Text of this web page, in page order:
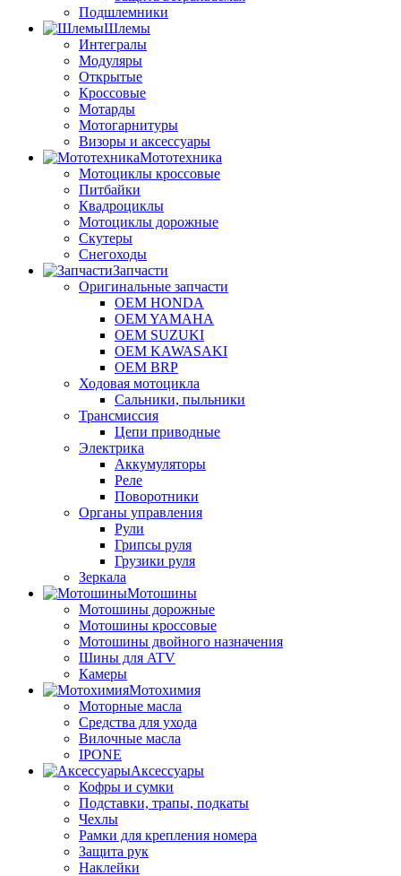
Подшлемники
Шлемы
Интегралы
Модуляры
Открытые
Кроссовые
Мотарды
Мотогарнитуры
Визоры и аксессуары
Мототехника
Мотоциклы кроссовые
Питбайки
Квадроциклы
Мотоциклы дорожные
Скутеры
Снегоходы
Запчасти
Оригинальные запчасти
OEM HONDA
OEM YAMAHA
OEM SUZUKI
OEM KAWASAKI
OEM BRP
Ходовая мотоцикла
Сальники, пыльники
Трансмиссия
Цепи приводные
Электрика
Аккумуляторы
Реле
Поворотники
Органы управления
Рули
Грипсы руля
Грузики руля
Зеркала
Мотошины
Мотошины дорожные
Мотошины кроссовые
Мотошины двойного назначения
Шины для ATV
Камеры
Мотохимия
Моторные масла
Средства для ухода
Вилочные масла
IPONE
Аксессуары
Кофры и сумки
Подставки, трапы, подкаты
Чехлы
Рамки для крепления номера
Защита рук
Наклейки